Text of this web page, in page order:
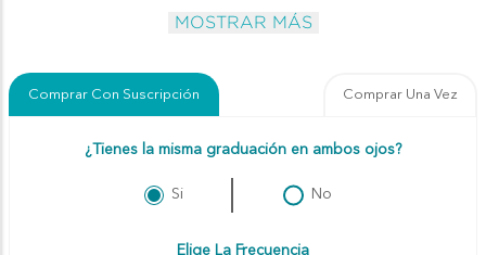
Afección visual:Miopía e Hipermetropía
Registro Sanitario:1050C2021 SSA
MOSTRAR MÁS
Comprar Con Suscripción Comprar Una Vez
Si No